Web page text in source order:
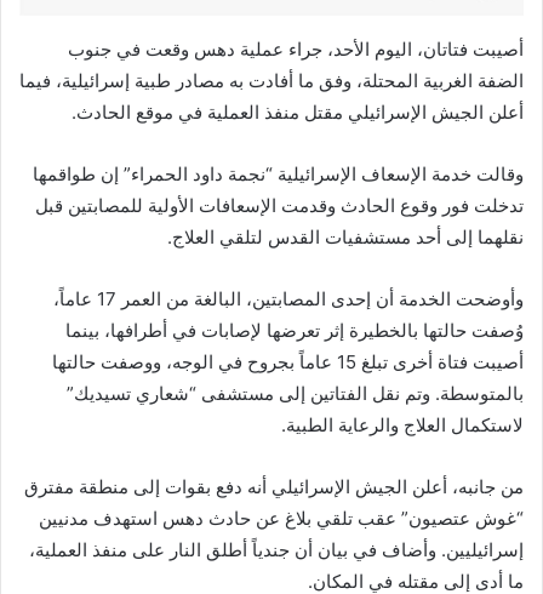
أصيبت فتاتان، اليوم الأحد، جراء عملية دهس وقعت في جنوب
الضفة الغربية المحتلة، وفق ما أفادت به مصادر طبية إسرائيلية، فيما
أعلن الجيش الإسرائيلي مقتل منفذ العملية في موقع الحادث.
وقالت خدمة الإسعاف الإسرائيلية “نجمة داود الحمراء” إن طواقمها
تدخلت فور وقوع الحادث وقدمت الإسعافات الأولية للمصابتين قبل
نقلهما إلى أحد مستشفيات القدس لتلقي العلاج.
وأوضحت الخدمة أن إحدى المصابتين، البالغة من العمر 17 عاماً،
وُصفت حالتها بالخطيرة إثر تعرضها لإصابات في أطرافها، بينما
أصيبت فتاة أخرى تبلغ 15 عاماً بجروح في الوجه، ووصفت حالتها
بالمتوسطة. وتم نقل الفتاتين إلى مستشفى “شعاري تسيديك”
لاستكمال العلاج والرعاية الطبية.
من جانبه، أعلن الجيش الإسرائيلي أنه دفع بقوات إلى منطقة مفترق
“غوش عتصيون” عقب تلقي بلاغ عن حادث دهس استهدف مدنيين
إسرائيليين. وأضاف في بيان أن جندياً أطلق النار على منفذ العملية،
ما أدى إلى مقتله في المكان.